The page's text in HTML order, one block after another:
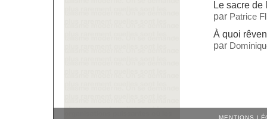
Le sacre de
par Patrice
À quoi
par